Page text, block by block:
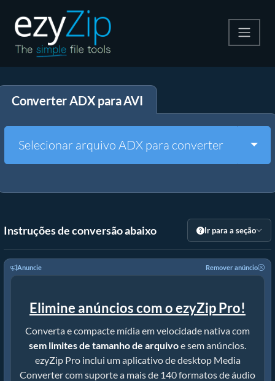
Descompactar
Outras Ferramentas
Converter ADX para AVI
Selecionar arquivo ADX para converter
Instruções de conversão abaixo Ir para a seção
Anuncie Remover anúncio
Elimine anúncios com o ezyZip Pro!
Converta e compacte mídia em velocidade nativa com
sem limites de tamanho de arquivoe sem anúncios.
ezyZip Pro inclui um aplicativo de desktop Media
Converter com suporte a mais de 140 formatos de áudio